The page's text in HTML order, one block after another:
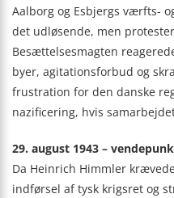
Aalborg og Esbjergs værfts-
det udløsende, men
Besættelsesmagten
byer, agitationsforbud og
frustration for den danske
nazificering, hvis
29. august 1943 –
Da Heinrich Himmler
indførsel af tysk krigsret og